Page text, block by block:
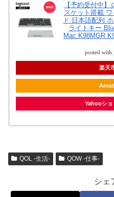
【予約受付中
スケット搭載
ド 日本語配列
ライトキー
Mac K98MGR
posted with
楽天
Yahooシ
QOL -生活- QOW -仕事-
シェ